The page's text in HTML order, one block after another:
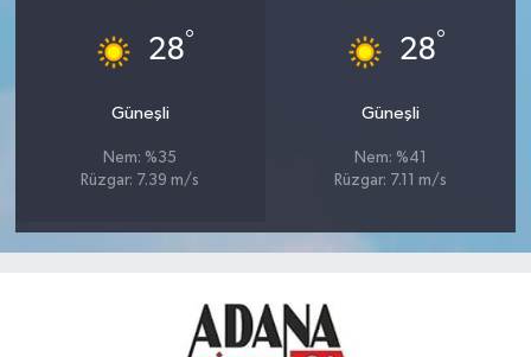
28°
Güneşli
Nem: %35
Rüzgar: 7.39 m/s
28°
Güneşli
Nem: %41
Rüzgar: 7.11 m/s